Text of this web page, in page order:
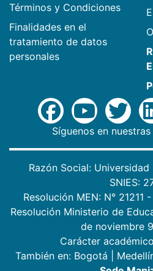
Términos y Condiciones
Finalidades en el
tratamiento de datos
personales
Síguenos en
Razón Social:
SNIES:
Resolución MEN: N° 21211
Resolución Ministerio de
de noviembre
Carácter
También en: Bogotá